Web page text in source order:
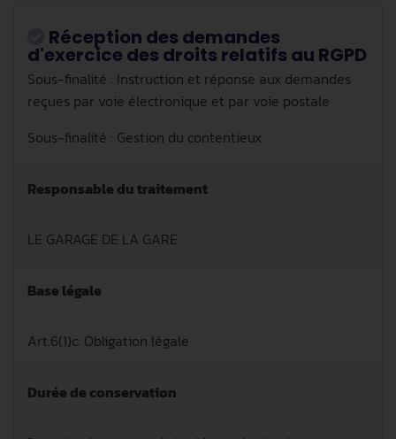
Réception des demandes
d'exercice des droits relatifs au RGPD
Sous-finalité : Instruction et réponse aux demandes
reçues par voie électronique et par voie postale
Sous-finalité : Gestion du contentieux
Responsable du traitement
LE GARAGE DE LA GARE
Base légale
Art.6(1)c: Obligation légale
Durée de conservation